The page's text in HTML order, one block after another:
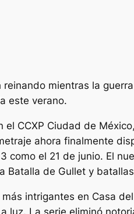
mientras la
este verano.
el CCXP Ciudad de
ahora finalmente
como el 21 de junio. El
Batalla de Gullet y
intrigantes en Casa
luz. La serie eliminó